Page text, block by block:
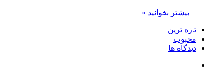
بیشتر بخوانید »
تازه ترین
محبوب
دیدگاه ها